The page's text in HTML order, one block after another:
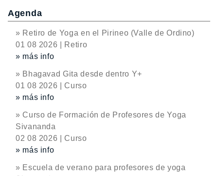
Agenda
» Retiro de Yoga en el Pirineo (Valle de Ordino)
01 08 2026 | Retiro
» más info
» Bhagavad Gita desde dentro Y+
01 08 2026 | Curso
» más info
» Curso de Formación de Profesores de Yoga
Sivananda
02 08 2026 | Curso
» más info
» Escuela de verano para profesores de yoga